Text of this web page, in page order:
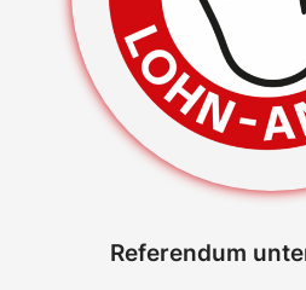
Referendum